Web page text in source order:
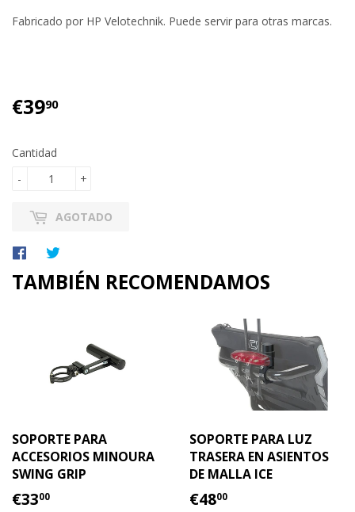
Fabricado por HP Velotechnik. Puede servir para otras marcas.
€3990€39.90
Cantidad
+
-
AGOTADO
Compartir
Facebook
en
Twitter
TAMBIÉN RECOMENDAMOS
SOPORTE PARA
ACCESORIOS MINOURA
SWING GRIP
PRECIO
€3300
SOPORTE PARA LUZ
TRASERA EN ASIENTOS
DE MALLA ICE
PRECIO
€4800